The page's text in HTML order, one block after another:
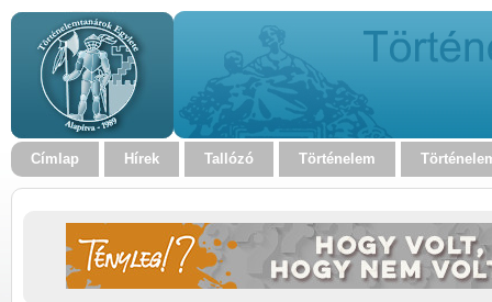
Címlap Hírek Tallózó Történelem